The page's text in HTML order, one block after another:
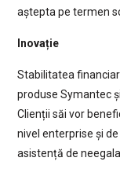
aștepta pe termen
Inovație
Stabilitatea
produse Symantec
Clienții săi vor
nivel enterprise și
asistență de